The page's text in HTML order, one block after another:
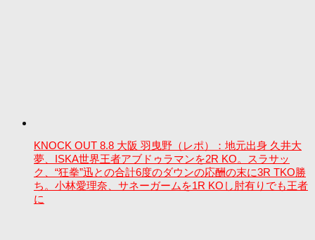
KNOCK OUT 8.8 大阪 羽曳野（レポ）：地元出身 久井大
夢、ISKA世界王者アブドゥラマンを2R KO。スラサッ
ク、“狂拳”迅との合計6度のダウンの応酬の末に3R TKO勝
ち。小林愛理奈、サネーガームを1R KOし肘有りでも王者
に